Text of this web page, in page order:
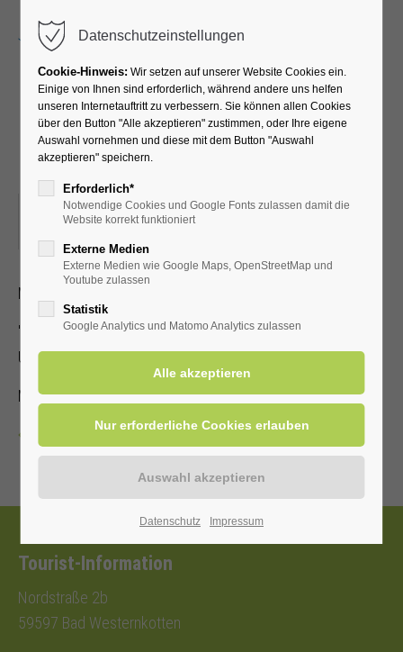
Mitmachcomedy -
Musikschule Hohenstein
16.02.2025, 15:00
Mitmachcomedy - Musikschule Hohenstein
"Frau Hohenstein und Gustav Grinslich bitten zum
Unterricht"
Mit Kur-/Einwohnerkarte frei, ohne 3,00 €
Tourist-Information
Nordstraße 2b
59597 Bad Westernkotten
Datenschutzeinstellungen
Cookie-Hinweis: Wir setzen auf unserer Website Cookies ein.
Einige von Ihnen sind erforderlich, während andere uns helfen
unseren Internetauftritt zu verbessern. Sie können allen Cookies
über den Button "Alle akzeptieren" zustimmen, oder Ihre eigene
Auswahl vornehmen und diese mit dem Button "Auswahl
akzeptieren" speichern.
Erforderlich*
Notwendige Cookies und Google Fonts zulassen damit die
Website korrekt funktioniert
Externe Medien
Externe Medien wie Google Maps, OpenStreetMap und
Youtube zulassen
Statistik
Google Analytics und Matomo Analytics zulassen
Datenschutz Impressum